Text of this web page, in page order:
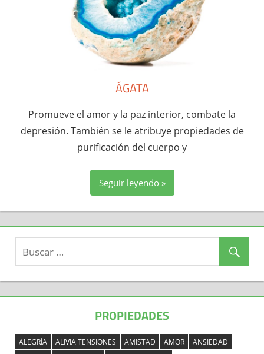
ÁGATA
Promueve el amor y la paz interior, combate la
depresión. También se le atribuye propiedades de
purificación del cuerpo y
Seguir leyendo
PROPIEDADES
ALEGRÍA ALIVIA TENSIONES AMISTAD AMOR
ANSIEDAD